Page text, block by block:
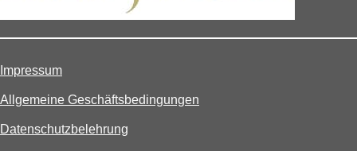
Impressum
Allgemeine Geschäftsbedingungen
Datenschutzbelehrung